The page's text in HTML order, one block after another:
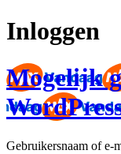
Inloggen
Mogelijk
Gebruikersnaam of e-